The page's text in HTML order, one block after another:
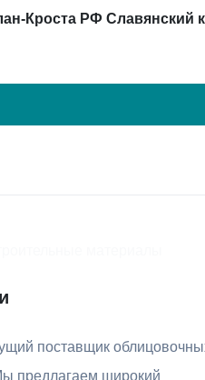
Кроста РФ Славянский
поставщик
предлагаем широкий